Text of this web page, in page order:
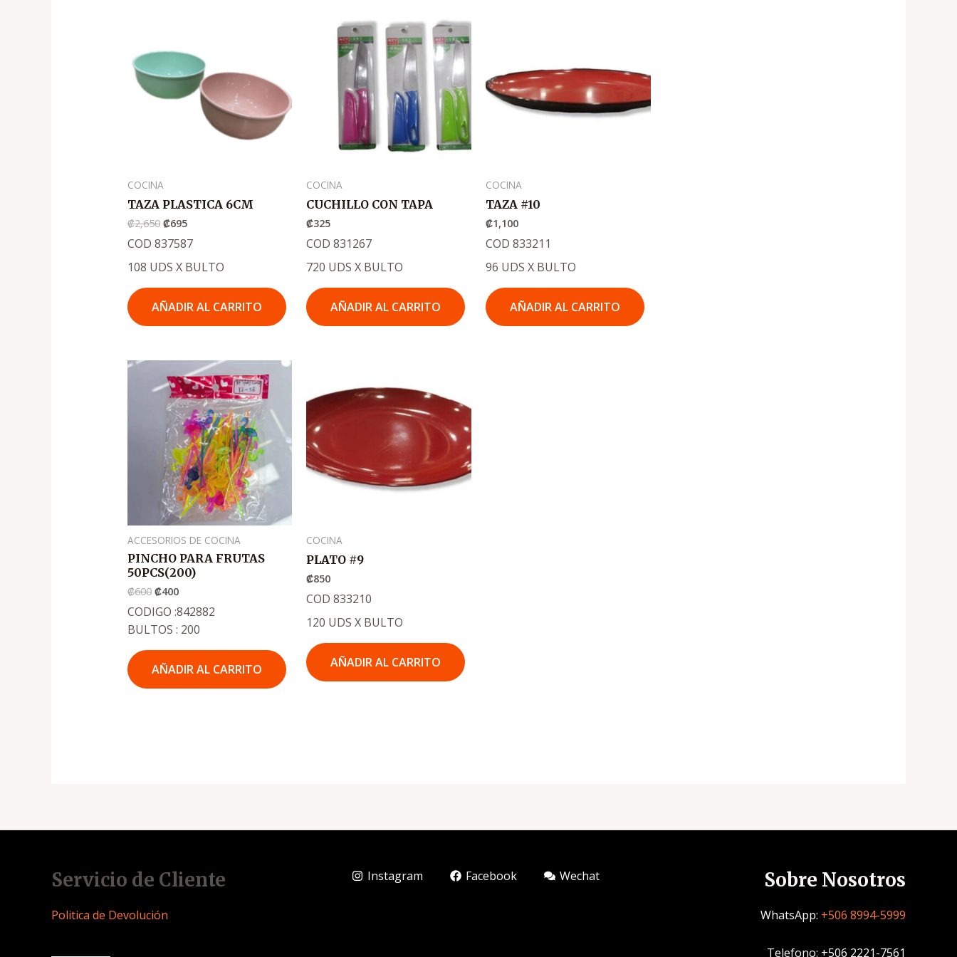
COCINA
TAZA PLASTICA 6CM
₡2,650
era:
₡2,650
₡695
₡695
COD 837587
108 UDS X BULTO
AÑADIR AL CARRITO
COCINA
CUCHILLO CON TAPA
₡325
COD 831267
720 UDS X BULTO
AÑADIR AL CARRITO
COCINA
TAZA #10
₡1,100
COD 833211
96 UDS X BULTO
AÑADIR AL CARRITO
ACCESORIOS DE COCINA
PINCHO PARA FRUTAS
50PCS(200)
₡600
precio
original
era:
₡600
₡400
precio
actual
es:
.
₡400
CODIGO :842882
BULTOS : 200
AÑADIR AL CARRITO
COCINA
PLATO #9
₡850
COD 833210
120 UDS X BULTO
AÑADIR AL CARRITO
Servicio de Cliente
Politica de Devolución
Instagram Facebook Wechat Sobre Nosotros
WhatsApp: +506 8994-5999
Telefono: +506 2221-7561